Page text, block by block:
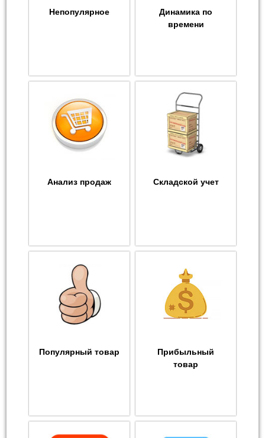
Непопулярное
Динамика по
времени
Анализ продаж Складской учет
Популярный товар
Прибыльный
товар